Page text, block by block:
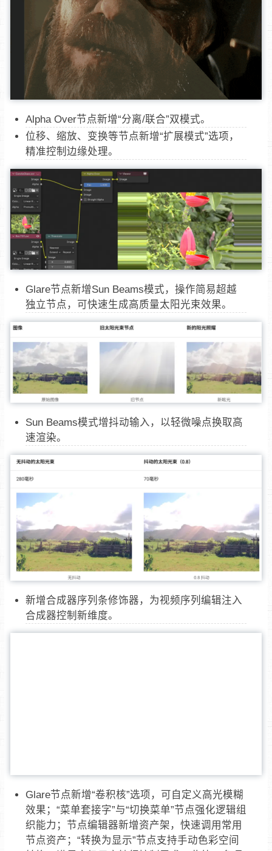
Alpha Over节点新增“分离/联合”双模式。
位移、缩放、变换等节点新增“扩展模式”选项，
精准控制边缘处理。
Glare节点新增Sun Beams模式，操作简易超越
独立节点，可快速生成高质量太阳光束效果。
Sun Beams模式增抖动输入，以轻微噪点换取高
速渲染。
新增合成器序列条修饰器，为视频序列编辑注入
合成器控制新维度。
Glare节点新增“卷积核”选项，可自定义高光模糊
效果；“菜单套接字”与“切换菜单”节点强化逻辑组
织能力；节点编辑器新增资产架，快速调用常用
节点资产；“转换为显示”节点支持手动色彩空间